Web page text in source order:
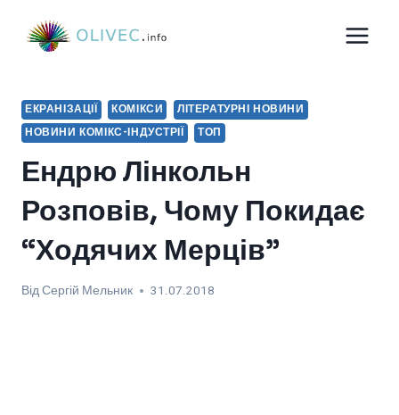
ЕКРАНІЗАЦІЇ КОМІКСИ
ЛІТЕРАТУРНІ НОВИНИ
НОВИНИ КОМІКС-ІНДУСТРІЇ
ТОП
Ендрю Лінкольн
Розповів, Чому Покидає
“Ходячих Мерців”
ВідСергій Мельник 31.07.2018